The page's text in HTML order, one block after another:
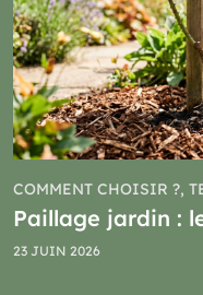
COMMENT CHOISIR ?,
Paillage jardin :
23 JUIN 2026